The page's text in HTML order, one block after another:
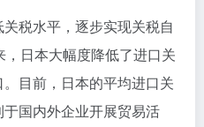
税水平，逐步实现关税自
日本大幅度降低了进口关
目前，日本的平均进口关
国内外企业开展贸易活